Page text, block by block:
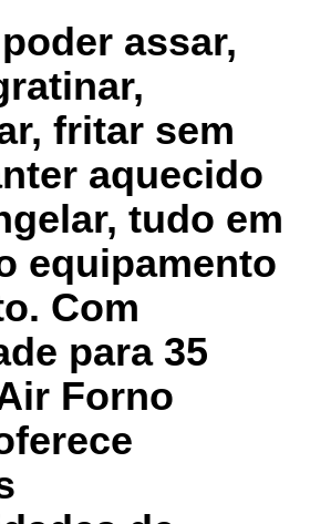
assar,
fritar sem
aquecido
tudo em
equipamento
Com
para 35
Forno